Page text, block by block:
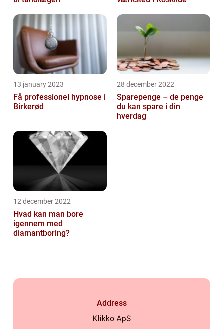
13 january 2023
Få professionel hypnose i
Birkerød
28 december 2022
Sparepenge – de penge
du kan spare i din
hverdag
12 december 2022
Hvad kan man bore
igennem med
diamantboring?
Address